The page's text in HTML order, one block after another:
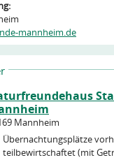
mannheim.de
Mannheim
Übernachtungsplätze
teilbewirtschaftet (mit